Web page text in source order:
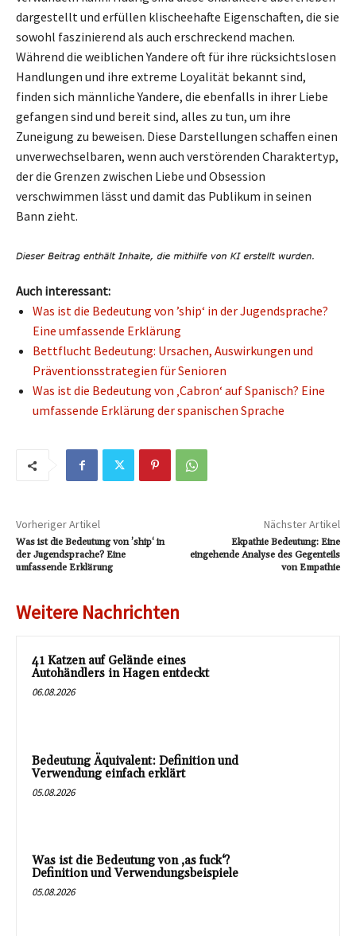
dargestellt und erfüllen klischeehafte Eigenschaften, die sie
sowohl faszinierend als auch erschreckend machen.
Während die weiblichen Yandere oft für ihre rücksichtslosen
Handlungen und ihre extreme Loyalität bekannt sind,
finden sich männliche Yandere, die ebenfalls in ihrer Liebe
gefangen sind und bereit sind, alles zu tun, um ihre
Zuneigung zu beweisen. Diese Darstellungen schaffen einen
unverwechselbaren, wenn auch verstörenden Charaktertyp,
der die Grenzen zwischen Liebe und Obsession
verschwimmen lässt und damit das Publikum in seinen
Bann zieht.
Auch interessant:
Was ist die Bedeutung von ’ship‘ in der Jugendsprache?
Eine umfassende Erklärung
Bettflucht Bedeutung: Ursachen, Auswirkungen und
Präventionsstrategien für Senioren
Was ist die Bedeutung von ‚Cabron‘ auf Spanisch? Eine
umfassende Erklärung der spanischen Sprache
Vorheriger Artikel
Was ist die Bedeutung von ’ship‘ in
der Jugendsprache? Eine
umfassende Erklärung
Nächster Artikel
Ekpathie Bedeutung: Eine
eingehende Analyse des Gegenteils
von Empathie
Weitere Nachrichten
41 Katzen auf Gelände eines
Autohändlers in Hagen entdeckt
06.08.2026
Bedeutung Äquivalent: Definition und
Verwendung einfach erklärt
05.08.2026
Was ist die Bedeutung von ‚as fuck‘?
Definition und Verwendungsbeispiele
05.08.2026